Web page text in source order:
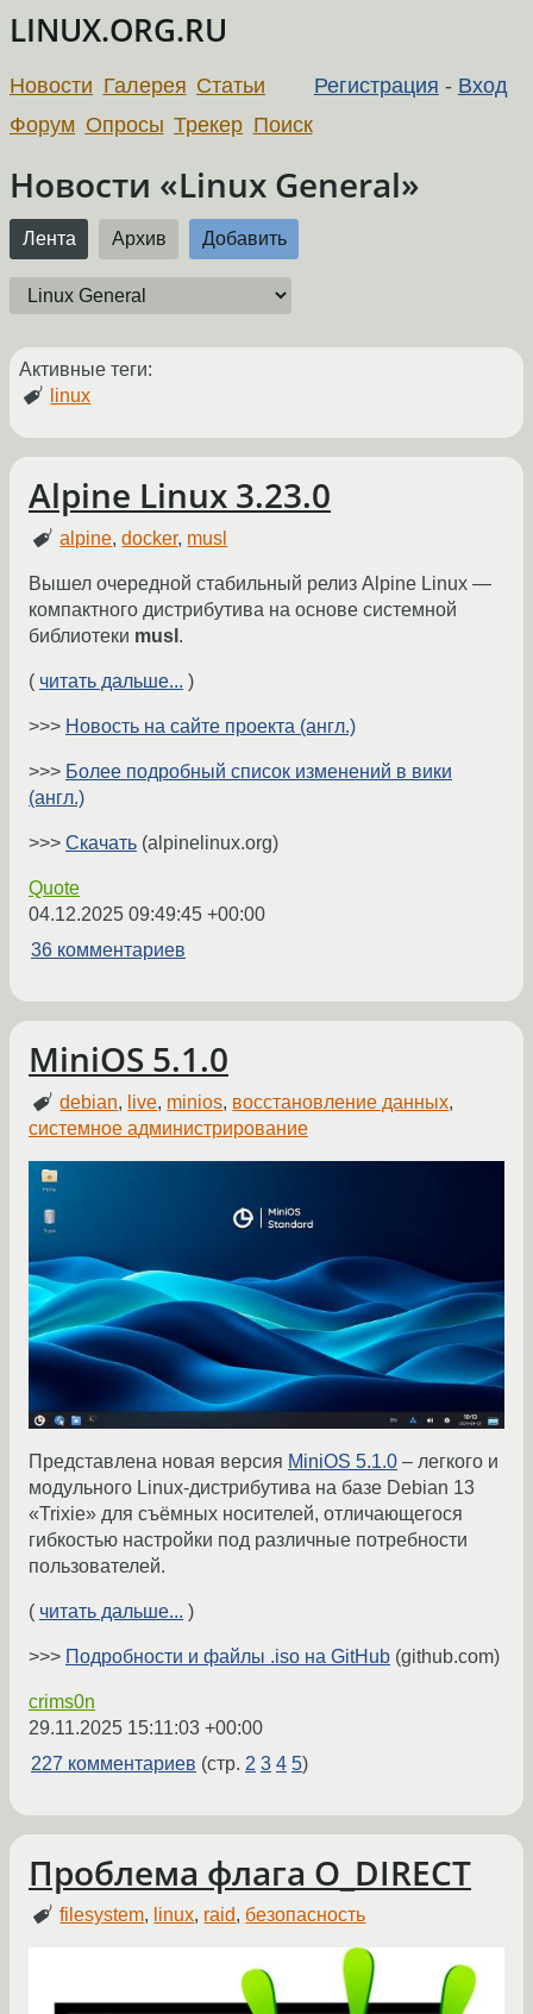
LINUX.ORG.RU
Регистрация - Вход
Новости Галерея Статьи
Форум Опросы Трекер Поиск
Новости «Linux General»
Лента Архив Добавить
Активные теги:
linux
Alpine Linux 3.23.0
alpine,docker, musl
Вышел очередной стабильный релиз Alpine Linux —
компактного дистрибутива на основе системной
библиотеки musl .
( читать дальше... )
>>> Новость на сайте проекта (англ.)
>>> Более подробный список изменений в вики
(англ.)
>>> Скачать (alpinelinux.org)
Quote
04.12.2025 09:49:45 +00:00
36 комментариев
MiniOS 5.1.0
debian, live, minios, восстановление данных,
системное администрирование
Представлена новая версия MiniOS 5.1.0 – легкого и
модульного Linux-дистрибутива на базе Debian 13
«Trixie» для съёмных носителей, отличающегося
гибкостью настройки под различные потребности
пользователей.
( читать дальше... )
>>> Подробности и файлы .iso на GitHub (github.com)
crims0n
29.11.2025 15:11:03 +00:00
227 комментариев (стр. 2 3 4 5)
Проблема флага O_DIRECT
filesystem, linux, raid, безопасность